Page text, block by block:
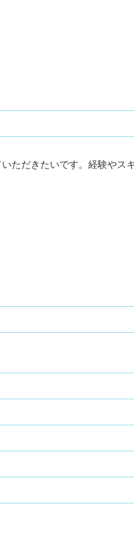
ただきたいです。経験やス